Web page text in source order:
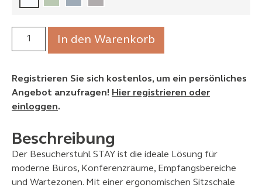
In den Warenkorb
Registrieren Sie sich kostenlos, um ein persönliches
Angebot anzufragen! Hier registrieren oder
einloggen.
Beschreibung
Der Besucherstuhl STAY ist die ideale Lösung für
moderne Büros, Konferenzräume, Empfangsbereiche
und Wartezonen. Mit einer ergonomischen Sitzschale